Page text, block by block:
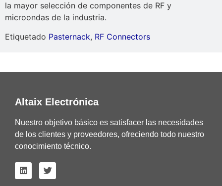
la mayor selección de componentes de RF y
microondas de la industria.
Etiquetado Pasternack, RF Connectors
Altaix Electrónica
Nuestro objetivo básico es satisfacer las necesidades
de los clientes y proveedores, ofreciendo todo nuestro
conocimiento técnico.